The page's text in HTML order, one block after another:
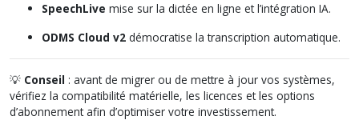
SpeechLive mise sur la dictée en ligne et l’intégration IA.
ODMS Cloud v2 démocratise la transcription automatique.
💡 Conseil : avant de migrer ou de mettre à jour vos systèmes,
vérifiez la compatibilité matérielle, les licences et les options
d’abonnement afin d’optimiser votre investissement.